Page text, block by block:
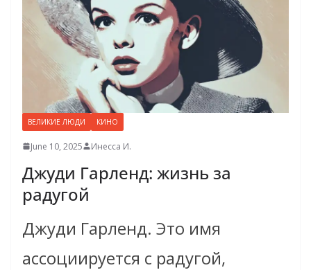
ВЕЛИКИЕ ЛЮДИ КИНО
June 10, 2025 Инесса И.
Джуди Гарленд: жизнь за
радугой
Джуди Гарленд. Это имя
ассоциируется с радугой,